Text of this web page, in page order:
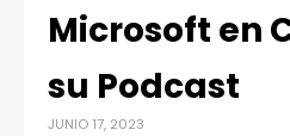
Microsoft en
su Podcast
JUNIO 17, 2023